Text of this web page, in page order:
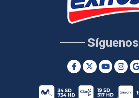
Síguenos